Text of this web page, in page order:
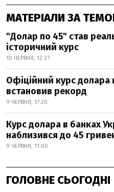
МАТЕРІАЛИ ЗА
"Долар по 45" став
історичний курс
10 ЧЕРВНЯ, 12:27
Офіційний курс долара
встановив рекорд
9 ЧЕРВНЯ, 17:20
Курс долара в банках
наблизився до 45
9 ЧЕРВНЯ, 11:00
ГОЛОВНЕ СЬОГОДНІ